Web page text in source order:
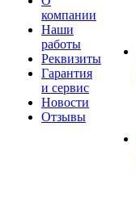
компании
Наши
работы
Реквизиты
Гарантия
и сервис
Новости
Отзывы